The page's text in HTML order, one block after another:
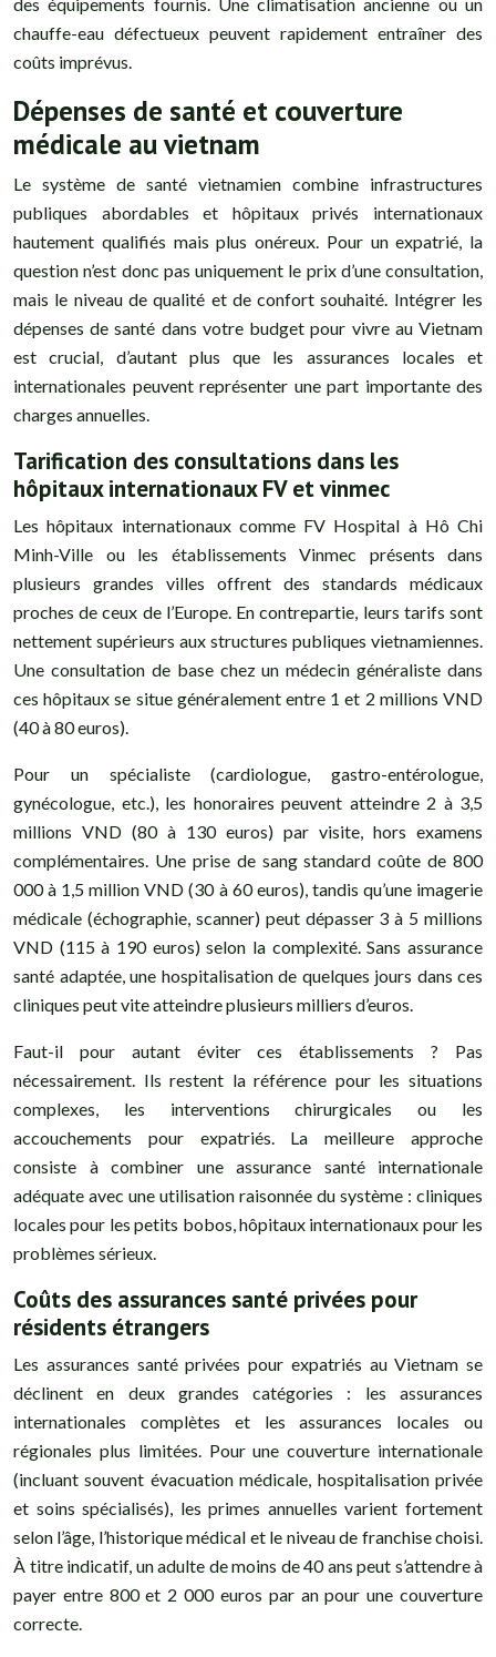
chauffe-eau défectueux peuvent rapidement entraîner des
coûts imprévus.
Dépenses de santé et couverture
médicale au vietnam
Le système de santé vietnamien combine infrastructures
publiques abordables et hôpitaux privés internationaux
hautement qualifiés mais plus onéreux. Pour un expatrié, la
question n’est donc pas uniquement le prix d’une consultation,
mais le niveau de qualité et de confort souhaité. Intégrer les
dépenses de santé dans votre budget pour vivre au Vietnam
est crucial, d’autant plus que les assurances locales et
internationales peuvent représenter une part importante des
charges annuelles.
Tarification des consultations dans les
hôpitaux internationaux FV et vinmec
Les hôpitaux internationaux comme FV Hospital à Hô Chi
Minh-Ville ou les établissements Vinmec présents dans
plusieurs grandes villes offrent des standards médicaux
proches de ceux de l’Europe. En contrepartie, leurs tarifs sont
nettement supérieurs aux structures publiques vietnamiennes.
Une consultation de base chez un médecin généraliste dans
ces hôpitaux se situe généralement entre 1 et 2 millions VND
(40 à 80 euros).
Pour un spécialiste (cardiologue, gastro-entérologue,
gynécologue, etc.), les honoraires peuvent atteindre 2 à 3,5
millions VND (80 à 130 euros) par visite, hors examens
complémentaires. Une prise de sang standard coûte de 800
000 à 1,5 million VND (30 à 60 euros), tandis qu’une imagerie
médicale (échographie, scanner) peut dépasser 3 à 5 millions
VND (115 à 190 euros) selon la complexité. Sans assurance
santé adaptée, une hospitalisation de quelques jours dans ces
cliniques peut vite atteindre plusieurs milliers d’euros.
Faut-il pour autant éviter ces établissements ? Pas
nécessairement. Ils restent la référence pour les situations
complexes, les interventions chirurgicales ou les
accouchements pour expatriés. La meilleure approche
consiste à combiner une assurance santé internationale
adéquate avec une utilisation raisonnée du système : cliniques
locales pour les petits bobos, hôpitaux internationaux pour les
problèmes sérieux.
Coûts des assurances santé privées pour
résidents étrangers
Les assurances santé privées pour expatriés au Vietnam se
déclinent en deux grandes catégories : les assurances
internationales complètes et les assurances locales ou
régionales plus limitées. Pour une couverture internationale
(incluant souvent évacuation médicale, hospitalisation privée
et soins spécialisés), les primes annuelles varient fortement
selon l’âge, l’historique médical et le niveau de franchise choisi.
À titre indicatif, un adulte de moins de 40 ans peut s’attendre à
payer entre 800 et 2 000 euros par an pour une couverture
correcte.